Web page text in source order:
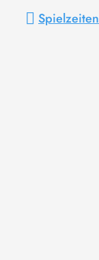
Spielzeiten